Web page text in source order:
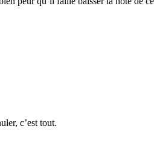
c’est tout.